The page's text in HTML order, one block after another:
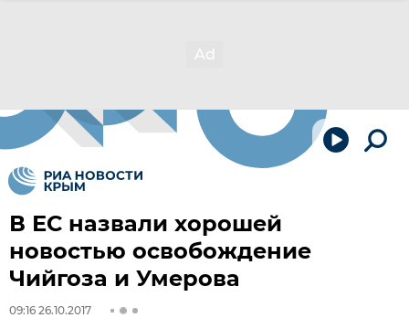
В ЕС назвали хорошей
новостью освобождение
Чийгоза и Умерова
09:16 26.10.2017